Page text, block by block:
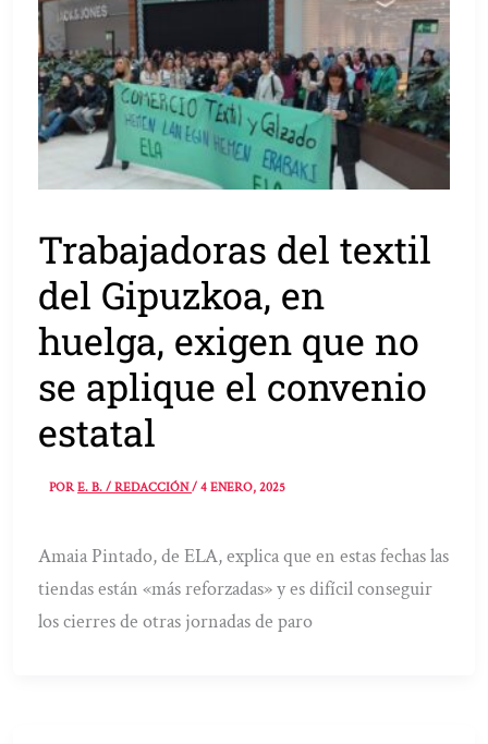
Trabajadoras del textil
del Gipuzkoa, en
huelga, exigen que no
se aplique el convenio
estatal
PORE. B. / REDACCIÓN/4 ENERO, 2025
Amaia Pintado, de ELA, explica que en estas fechas las
tiendas están «más reforzadas» y es difícil conseguir
los cierres de otras jornadas de paro